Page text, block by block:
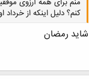
کنم؟ دلیل اینکه از خرداد
شاید رمضان